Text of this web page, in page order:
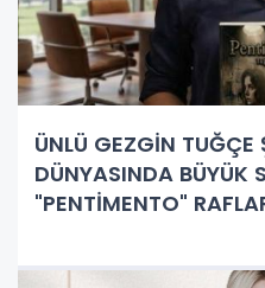
ÜNLÜ GEZGİN TUĞÇE
DÜNYASINDA BÜYÜK
"PENTİMENTO"